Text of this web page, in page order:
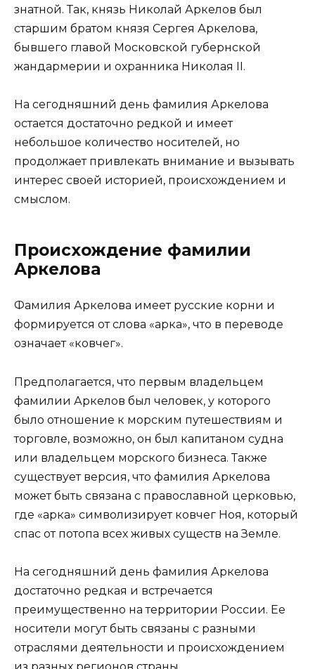
знатной. Так, князь Николай Аркелов был
старшим братом князя Сергея Аркелова,
бывшего главой Московской губернской
жандармерии и охранника Николая II.
На сегодняшний день фамилия Аркелова
остается достаточно редкой и имеет
небольшое количество носителей, но
продолжает привлекать внимание и вызывать
интерес своей историей, происхождением и
смыслом.
Происхождение фамилии
Аркелова
Фамилия Аркелова имеет русские корни и
формируется от слова «арка», что в переводе
означает «ковчег».
Предполагается, что первым владельцем
фамилии Аркелов был человек, у которого
было отношение к морским путешествиям и
торговле, возможно, он был капитаном судна
или владельцем морского бизнеса. Также
существует версия, что фамилия Аркелова
может быть связана с православной церковью,
где «арка» символизирует ковчег Ноя, который
спас от потопа всех живых существ на Земле.
На сегодняшний день фамилия Аркелова
достаточно редкая и встречается
преимущественно на территории России. Ее
носители могут быть связаны с разными
отраслями деятельности и происхождением